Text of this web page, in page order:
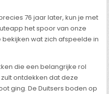
76 jaar later, kun je met
het spoor van onze
wat zich afspeelde in
die een belangrijke rol
ontdekken dat deze
ging. De Duitsers boden op